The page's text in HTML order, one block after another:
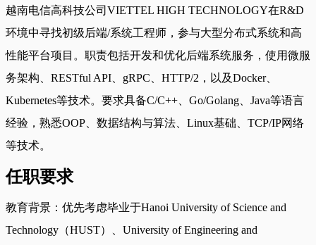
越南电信高科技公司VIETTEL HIGH TECHNOLOGY在R&D
环境中寻找初级后端/系统工程师，参与大型分布式系统和高
性能平台项目。职责包括开发和优化后端系统服务，使用微服
务架构、RESTful API、gRPC、HTTP/2，以及Docker、
Kubernetes等技术。要求具备C/C++、Go/Golang、Java等语言
经验，熟悉OOP、数据结构与算法、Linux基础、TCP/IP网络
等技术。
任职要求
教育背景：优先考虑毕业于Hanoi University of Science and
Technology（HUST）、University of Engineering and